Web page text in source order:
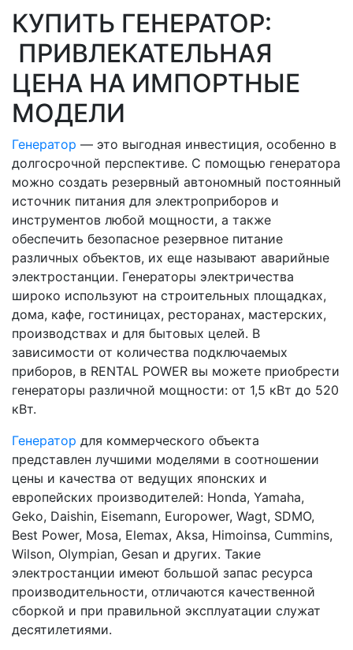
КУПИТЬ ГЕНЕРАТОР:
ПРИВЛЕКАТЕЛЬНАЯ
ЦЕНА НА ИМПОРТНЫЕ
МОДЕЛИ
Генератор — это выгодная инвестиция, особенно в
долгосрочной перспективе. С помощью генератора
можно создать резервный автономный постоянный
источник питания для электроприборов и
инструментов любой мощности, а также
обеспечить безопасное резервное питание
различных объектов, их еще называют аварийные
электростанции. Генераторы электричества
широко используют на строительных площадках,
дома, кафе, гостиницах, ресторанах, мастерских,
производствах и для бытовых целей. В
зависимости от количества подключаемых
приборов, в RENTAL POWER вы можете приобрести
генераторы различной мощности: от 1,5 кВт до 520
кВт.
Генератор для коммерческого объекта
представлен лучшими моделями в соотношении
цены и качества от ведущих японских и
европейских производителей: Honda, Yamaha,
Geko, Daishin, Eisemann, Europower, Wagt, SDMO,
Best Power, Mosa, Elemax, Aksa, Himoinsa, Cummins,
Wilson, Olympian, Gesan и других. Такие
электростанции имеют большой запас ресурса
производительности, отличаются качественной
сборкой и при правильной эксплуатации служат
десятилетиями.